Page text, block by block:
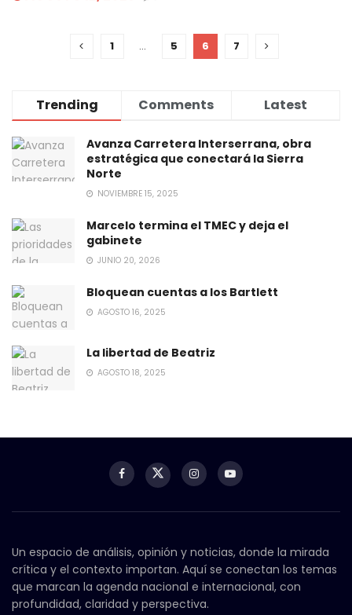
1 … 5 6 7
Trending Comments Latest
Avanza Carretera Interserrana, obra
estratégica que conectará la Sierra
Norte
NOVIEMBRE 15, 2025
Marcelo termina el TMEC y deja el
gabinete
JUNIO 20, 2026
Bloquean cuentas a los Bartlett
AGOSTO 16, 2025
La libertad de Beatriz
AGOSTO 18, 2025
Un espacio de análisis, opinión y noticias, donde la mirada
crítica y el contexto importan. Aquí se conectan los temas
que marcan la agenda nacional e internacional, con
profundidad, claridad y perspectiva.